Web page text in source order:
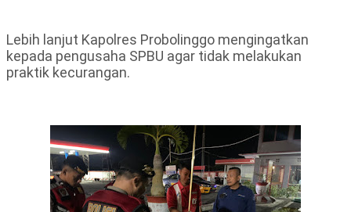
Lebih lanjut Kapolres Probolinggo mengingatkan
kepada pengusaha SPBU agar tidak melakukan
praktik kecurangan.